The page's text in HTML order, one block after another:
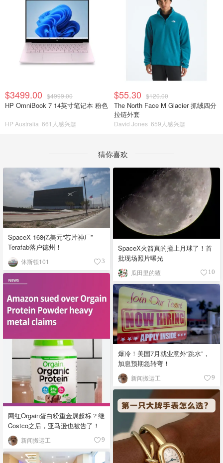
$3499.00 $4999.00
HP OmniBook 7 14英寸笔记本 粉色
HP Australia 661人感兴趣
$55.30 $120.00
The North Face M Glacier 抓绒四分
拉链外套
David Jones 659人感兴趣
猜你喜欢
SpaceX 168亿美元“芯片神厂”
Terafab落户德州！
休斯顿101 3
SpaceX火箭真的撞上月球了！首
批现场照片曝光
瓜田里的猹 10
网红Orgain蛋白粉重金属超标？继
Costco之后，亚马逊也被告了！
新闻搬运工 9
爆冷！美国7月就业意外“跳水”，
加息预期急转弯！
新闻搬运工 9